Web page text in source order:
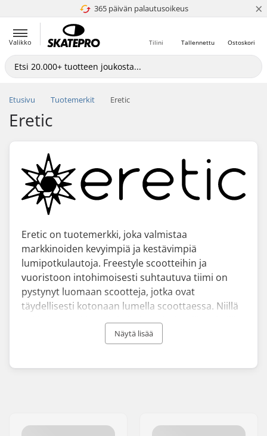
365 päivän palautusoikeus
4.8 / 5 ×
Valikko Ostoskori
Tallennettu
Tilini
Etusivu Tuotemerkit Eretic
Eretic
Eretic on tuotemerkki, joka valmistaa
markkinoiden kevyimpiä ja kestävimpiä
lumipotkulautoja. Freestyle scootteihin ja
vuoristoon intohimoisesti suhtautuva tiimi on
pystynyt luomaan scootteja, jotka ovat
täydellisesti kotonaan lumella scoottaessa. Niillä
voi kaivertaa kierroksia laskettelurinteillä tai niillä
voi tehdä flatland-temppuja lumisilla kaduilla.
uusiin.
Näytä lisää